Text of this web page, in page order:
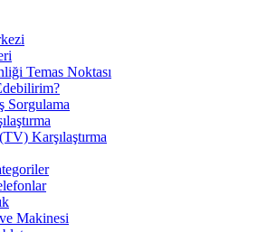
Temas Noktası
Sorgulama
Karşılaştırma
Makinesi